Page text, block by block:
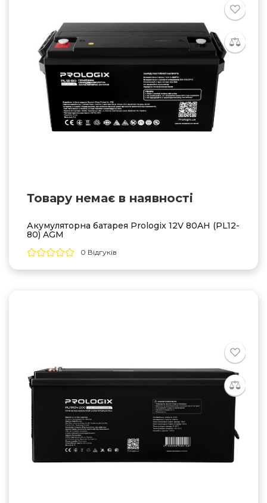
Товару немає в наявностi
Акумуляторна батарея Prologix 12V 80AH (PL12-
80) AGM
0 Відгуків